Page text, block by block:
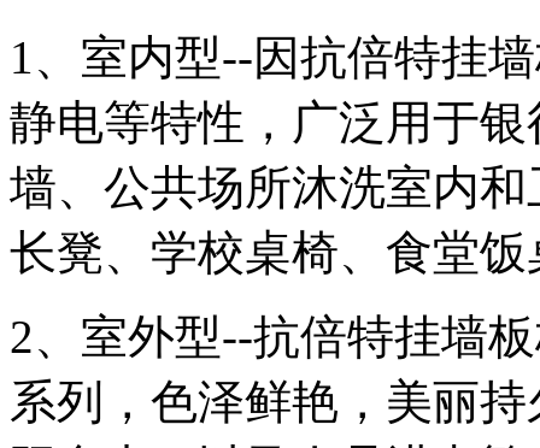
1、室内型--因抗倍特挂
静电等特性，广泛用于
墙、公共场所沐洗室内
长凳、学校桌椅、食堂
2、室外型--抗倍特挂墙
系列，色泽鲜艳，美丽